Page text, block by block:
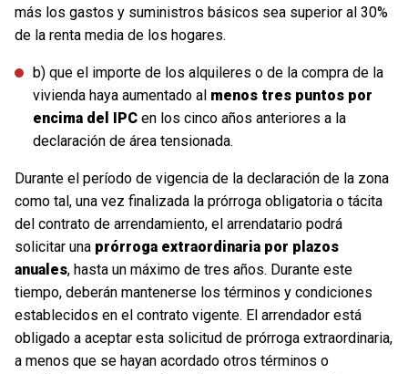
más los gastos y suministros básicos sea superior al 30%
de la renta media de los hogares.
b) que el importe de los alquileres o de la compra de la
vivienda haya aumentado al menos tres puntos por
encima del IPC en los cinco años anteriores a la
declaración de área tensionada.
Durante el período de vigencia de la declaración de la zona
como tal, una vez finalizada la prórroga obligatoria o tácita
del contrato de arrendamiento, el arrendatario podrá
solicitar una prórroga extraordinaria por plazos
anuales, hasta un máximo de tres años. Durante este
tiempo, deberán mantenerse los términos y condiciones
establecidos en el contrato vigente. El arrendador está
obligado a aceptar esta solicitud de prórroga extraordinaria,
a menos que se hayan acordado otros términos o